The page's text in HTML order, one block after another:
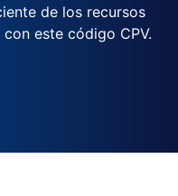
de los recursos
este código CPV.